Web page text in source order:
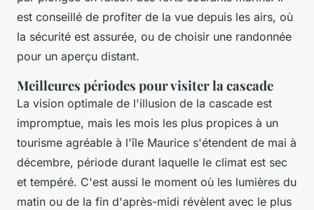
est conseillé de profiter de la vue depuis les airs, où
la sécurité est assurée, ou de choisir une randonnée
pour un aperçu distant.
Meilleures périodes pour visiter la cascade
La vision optimale de l'illusion de la cascade est
impromptue, mais les mois les plus propices à un
tourisme agréable à l'île Maurice s'étendent de mai à
décembre, période durant laquelle le climat est sec
et tempéré. C'est aussi le moment où les lumières du
matin ou de la fin d'après-midi révèlent avec le plus